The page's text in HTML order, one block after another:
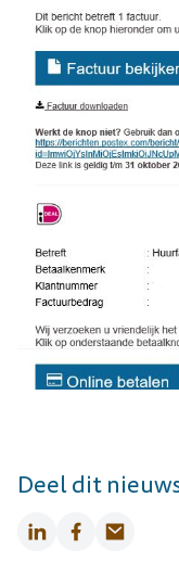
Deel dit
LinkedInFacebook
Email